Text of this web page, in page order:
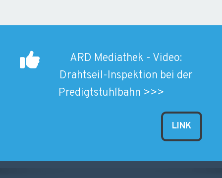
ARD Mediathek - Video:
Drahtseil-Inspektion bei der
Predigtstuhlbahn >>>
LINK